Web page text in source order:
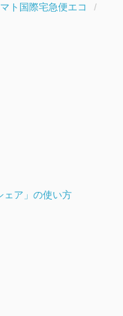
ト国際宅急便エコ
ェア」の使い方